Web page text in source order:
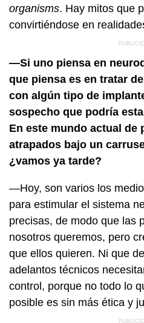
organisms. Hay mitos que
convirtiéndose en
—Si uno piensa en
que piensa es en tratar
con algún tipo de
sospecho que podría
En este mundo actual de
atrapados bajo un
¿vamos ya tarde?
—Hoy, son varios los
para estimular el sistema
precisas, de modo que las
nosotros queremos, pero
que ellos quieren. Ni que
adelantos técnicos
control, porque no todo lo
posible es sin más ética y